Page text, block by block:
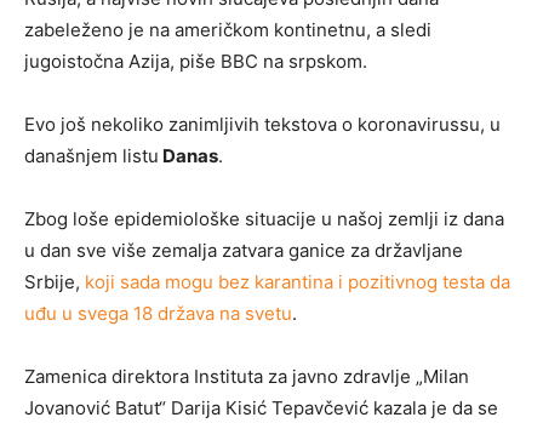
zabeleženo je na američkom kontinetnu, a sledi
jugoistočna Azija, piše BBC na srpskom.
Evo još nekoliko zanimljivih tekstova o koronavirussu, u
današnjem listu Danas.
Zbog loše epidemiološke situacije u našoj zemlji iz dana
u dan sve više zemalja zatvara ganice za državljane
Srbije, koji sada mogu bez karantina i pozitivnog testa da
uđu u svega 18 država na svetu.
Zamenica direktora Instituta za javno zdravlje „Milan
Jovanović Batut“ Darija Кisić Tepavčević kazala je da se